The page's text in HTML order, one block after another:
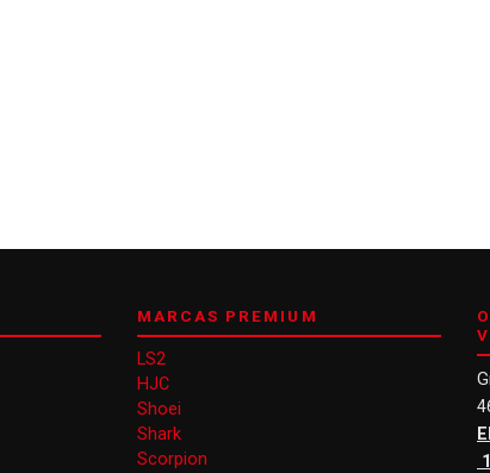
MARCAS PREMIUM
LS2
HJC
Shoei
Shark
Scorpion